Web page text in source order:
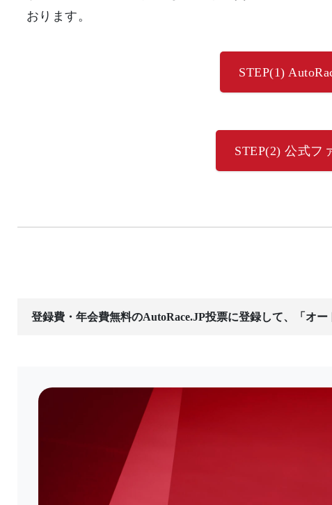
おります。
STEP(1)
STEP(2) 公式フ
登録費・年会費無料のAutoRace.JP投票に登録して、「オー